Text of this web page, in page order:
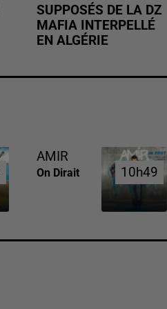
SUPPOSÉS DE LA DZ
MAFIA INTERPELLÉ
EN ALGÉRIE
AMIR
On Dirait 10h49
10h49